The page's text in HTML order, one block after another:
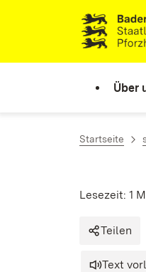
Zum Inhalt
Link zur
Über
Startseite
Lesezeit: 1
Teilen
Text